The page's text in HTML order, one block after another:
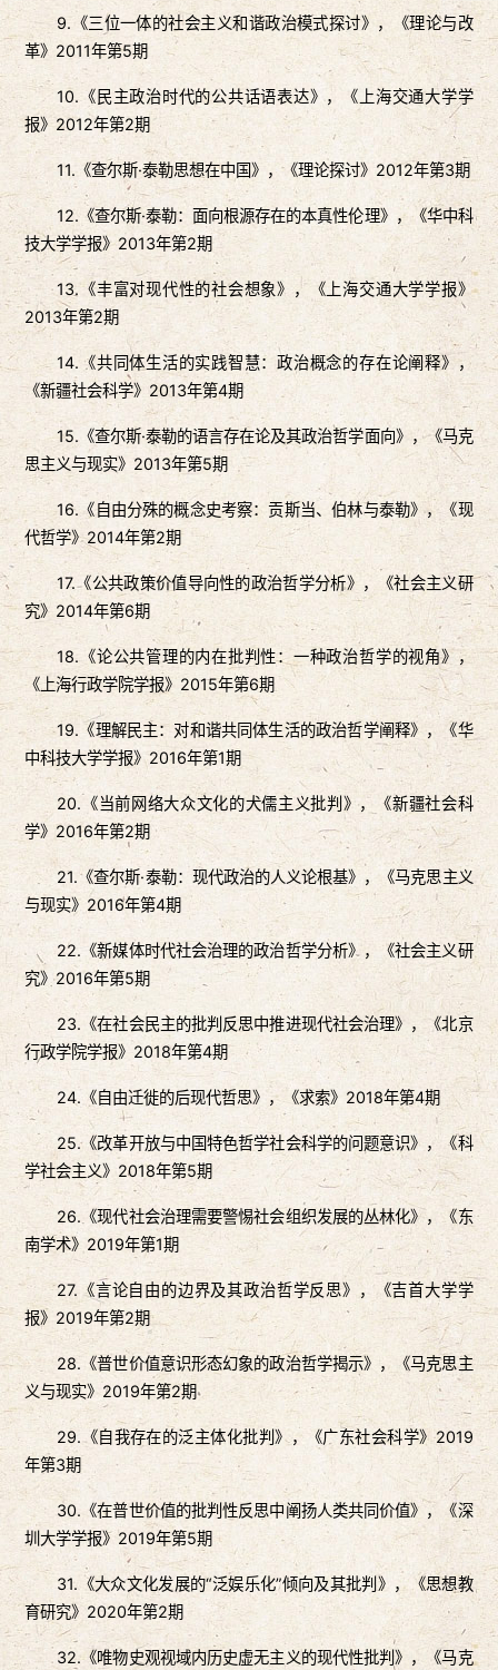
9.《三位一体的社会主义和谐政治模式探讨》，《理论与改
革》2011年第5期
10.《民主政治时代的公共话语表达》，《上海交通大学学
报》2012年第2期
11.《查尔斯·泰勒思想在中国》，《理论探讨》2012年第3期
12.《查尔斯·泰勒：面向根源存在的本真性伦理》，《华中科
技大学学报》2013年第2期
13.《丰富对现代性的社会想象》，《上海交通大学学报》
2013年第2期
14.《共同体生活的实践智慧：政治概念的存在论阐释》，
《新疆社会科学》2013年第4期
15.《查尔斯·泰勒的语言存在论及其政治哲学面向》，《马克
思主义与现实》2013年第5期
16.《自由分殊的概念史考察：贡斯当、伯林与泰勒》，《现
代哲学》2014年第2期
17.《公共政策价值导向性的政治哲学分析》，《社会主义研
究》2014年第6期
18.《论公共管理的内在批判性：一种政治哲学的视角》，
《上海行政学院学报》2015年第6期
19.《理解民主：对和谐共同体生活的政治哲学阐释》，《华
中科技大学学报》2016年第1期
20.《当前网络大众文化的犬儒主义批判》，《新疆社会科
学》2016年第2期
21.《查尔斯·泰勒：现代政治的人义论根基》，《马克思主义
与现实》2016年第4期
22.《新媒体时代社会治理的政治哲学分析》，《社会主义研
究》2016年第5期
23.《在社会民主的批判反思中推进现代社会治理》，《北京
行政学院学报》2018年第4期
24.《自由迁徙的后现代哲思》，《求索》2018年第4期
25.《改革开放与中国特色哲学社会科学的问题意识》，《科
学社会主义》2018年第5期
26.《现代社会治理需要警惕社会组织发展的丛林化》，《东
南学术》2019年第1期
27.《言论自由的边界及其政治哲学反思》，《吉首大学学
报》2019年第2期
28.《普世价值意识形态幻象的政治哲学揭示》，《马克思主
义与现实》2019年第2期
29.《自我存在的泛主体化批判》，《广东社会科学》2019
年第3期
30.《在普世价值的批判性反思中阐扬人类共同价值》，《深
圳大学学报》2019年第5期
31.《大众文化发展的“泛娱乐化”倾向及其批判》，《思想教
育研究》2020年第2期
32.《唯物史观视域内历史虚无主义的现代性批判》，《马克